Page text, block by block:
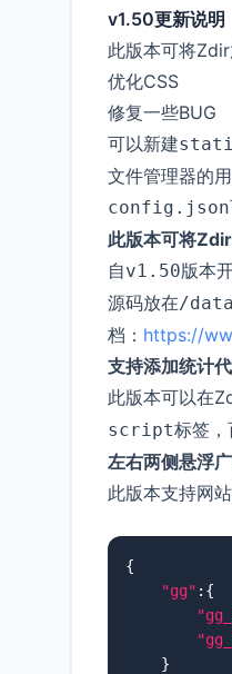
v1.50更新说明
此版本可将
优化CSS
修复一些BUG
可以新建
文件管理器的
config.json
此版本可将
自v1.50版本
源码放在/
档： https://
支持添加统计
此版本可以在
script标签，
左右两侧悬浮
此版本支持网
{
"gg" : {
}